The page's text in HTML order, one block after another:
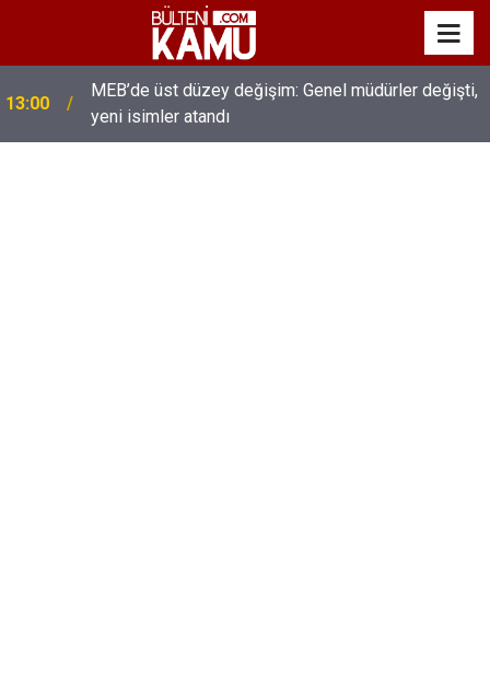
13:00
MEB’de üst düzey değişim: Genel müdürler değişti,
yeni isimler atandı